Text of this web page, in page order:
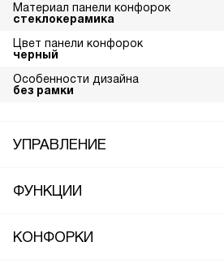
Материал панели конфорок
стеклокерамика
Цвет панели конфорок
черный
Особенности дизайна
без рамки
УПРАВЛЕНИЕ
ФУНКЦИИ
КОНФОРКИ